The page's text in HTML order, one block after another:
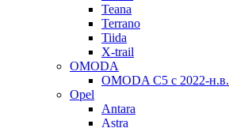
Teana
Terrano
Tiida
X-trail
OMODA
OMODA C5 c 2022-н.в.
Opel
Antara
Astra